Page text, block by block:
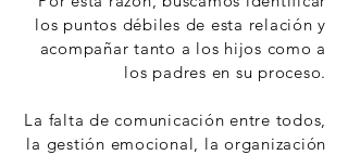
los puntos débiles de esta relación y
acompañar tanto a los hijos como a
los padres en su proceso.
La falta de comunicación entre todos,
la gestión emocional, la organización